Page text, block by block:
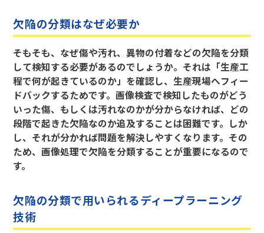
欠陥の分類はなぜ必要か
そもそも、なぜ傷や汚れ、異物の付着などの欠陥を分類
して検知する必要があるのでしょうか。それは「生産工
程で何が起きているのか」を確認し、生産現場へフィー
ドバックするためです。画像検査で検知したものがどう
いった傷、もしくは汚れなのかが分からなければ、どの
段階で起きた欠陥なのか追及することは困難です。しか
し、それが分かれば問題を解決しやすくなります。その
ため、画像処理で欠陥を分類することが重要になるので
す。
欠陥の分類で用いられるディープラーニング
技術